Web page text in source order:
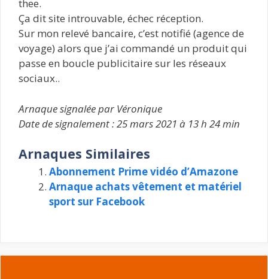
thee.
Ça dit site introuvable, échec réception.
Sur mon relevé bancaire, c’est notifié (agence de
voyage) alors que j’ai commandé un produit qui
passe en boucle publicitaire sur les réseaux
sociaux..
Arnaque signalée par Véronique
Date de signalement : 25 mars 2021 à 13 h 24 min
Arnaques Similaires
Abonnement Prime vidéo d’Amazone
Arnaque achats vêtement et matériel
sport sur Facebook